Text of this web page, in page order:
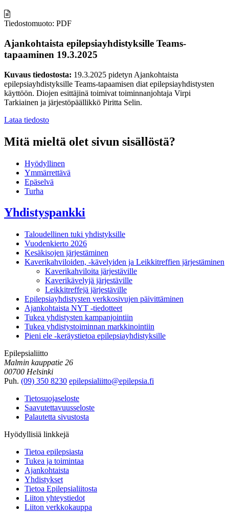
Tiedostomuoto: PDF
Ajankohtaista epilepsiayhdistyksille Teams-
tapaaminen 19.3.2025
Kuvaus tiedostosta: 19.3.2025 pidetyn Ajankohtaista
epilepsiayhdistyksille Teams-tapaamisen diat epilepsiayhdistysten
käyttöön. Diojen esittäjinä toimivat toiminnanjohtaja Virpi
Tarkiainen ja järjestöpäällikkö Piritta Selin.
Lataa tiedosto
Mitä mieltä olet sivun sisällöstä?
Hyödyllinen
Ymmärrettävä
Epäselvä
Turha
Yhdistyspankki
Taloudellinen tuki yhdistyksille
Vuodenkierto 2026
Kesäkisojen järjestäminen
Kaverikahviloiden, -kävelyiden ja Leikkitreffien järjestäminen
Kaverikahviloita järjestäville
Kaverikävelyjä järjestäville
Leikkitreffejä järjestäville
Epilepsiayhdistysten verkkosivujen päivittäminen
Ajankohtaista NYT -tiedotteet
Tukea yhdistysten kampanjointiin
Tukea yhdistystoiminnan markkinointiin
Pieni ele -keräystietoa epilepsiayhdistyksille
Epilepsialiitto
Malmin kauppatie 26
00700 Helsinki
Puh. (09) 350 8230 epilepsialiitto@epilepsia.fi
Tietosuojaseloste
Saavutettavuusseloste
Palautetta sivustosta
Hyödyllisiä linkkejä
Tietoa epilepsiasta
Tukea ja toimintaa
Ajankohtaista
Yhdistykset
Tietoa Epilepsialiitosta
Liiton yhteystiedot
Liiton verkkokauppa